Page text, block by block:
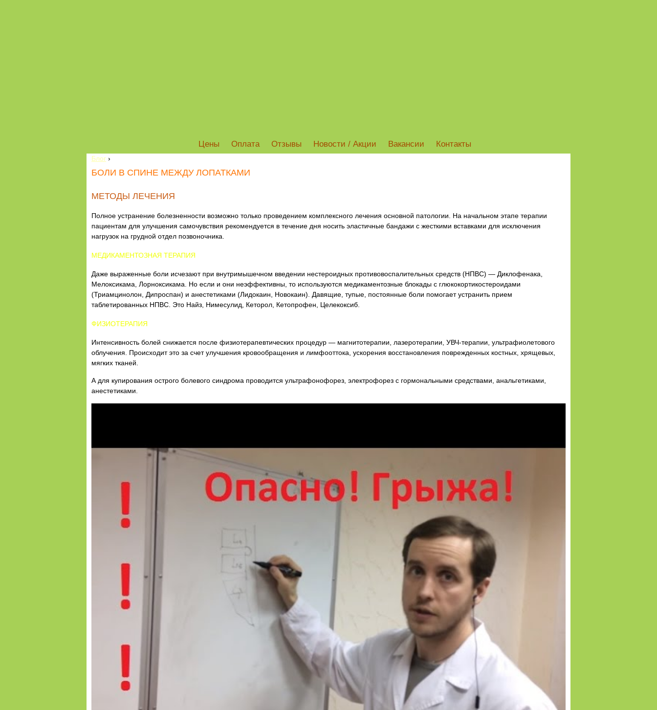
Цены Оплата Отзывы Новости / Акции Вакансии Контакты
Блог ›
БОЛИ В СПИНЕ МЕЖДУ ЛОПАТКАМИ
МЕТОДЫ ЛЕЧЕНИЯ
Полное устранение болезненности возможно только проведением комплексного лечения основной патологии. На начальном этапе терапии
пациентам для улучшения самочувствия рекомендуется в течение дня носить эластичные бандажи с жесткими вставками для исключения
нагрузок на грудной отдел позвоночника.
МЕДИКАМЕНТОЗНАЯ ТЕРАПИЯ
Даже выраженные боли исчезают при внутримышечном введении нестероидных противовоспалительных средств (НПВС) — Диклофенака,
Мелоксикама, Лорноксикама. Но если и они неэффективны, то используются медикаментозные блокады с глюкокортикостероидами
(Триамцинолон, Дипроспан) и анестетиками (Лидокаин, Новокаин). Давящие, тупые, постоянные боли помогает устранить прием
таблетированных НПВС. Это Найз, Нимесулид, Кеторол, Кетопрофен, Целекоксиб.
ФИЗИОТЕРАПИЯ
Интенсивность болей снижается после физиотерапевтических процедур — магнитотерапии, лазеротерапии, УВЧ-терапии, ультрафиолетового
облучения. Происходит это за счет улучшения кровообращения и лимфооттока, ускорения восстановления поврежденных костных, хрящевых,
мягких тканей.
А для купирования острого болевого синдрома проводится ультрафонофорез, электрофорез с гормональными средствами, анальгетиками,
анестетиками.